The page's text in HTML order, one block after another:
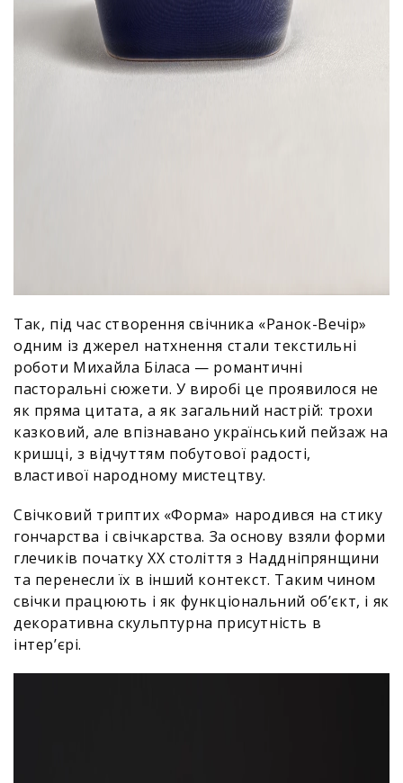
Так, під час створення свічника «Ранок-Вечір»
одним із джерел натхнення стали текстильні
роботи Михайла Біласа — романтичні
пасторальні сюжети. У виробі це проявилося не
як пряма цитата, а як загальний настрій: трохи
казковий, але впізнавано український пейзаж на
кришці, з відчуттям побутової радості,
властивої народному мистецтву.
Свічковий триптих «Форма» народився на стику
гончарства і свічкарства. За основу взяли форми
глечиків початку XX століття з Наддніпрянщини
та перенесли їх в інший контекст. Таким чином
свічки працюють і як функціональний об’єкт, і як
декоративна скульптурна присутність в
інтер’єрі.